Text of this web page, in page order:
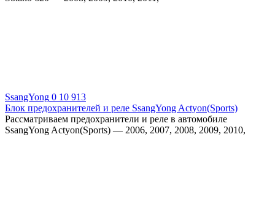
SsangYong 0 10 913
Блок предохранителей и реле SsangYong Actyon(Sports)
Рассматриваем предохранители и реле в автомобиле
SsangYong Actyon(Sports) — 2006, 2007, 2008, 2009, 2010,